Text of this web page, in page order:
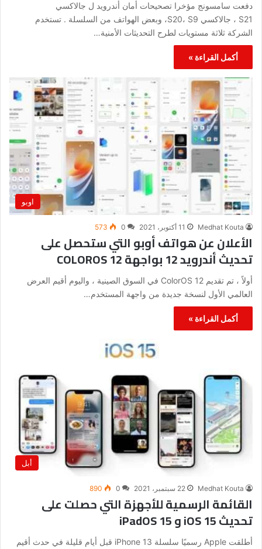
دفعت سامسونج مؤخرا تصحيحات أمان أندرويد ل جالاكسي
S21 ، جالاكسي S20، S9، وبعض الهواتف من السلسلة . تستخدم
الشركة ثلاثة مستويات لطرح التحديثات الأمنية…
أكمل القراءة »
اوبو
Medhat Kouta 11 أكتوبر، 2021 0
573
الأعلان عن هواتف أوبو التي ستحصل على
تحديث أندرويد 12 بواجهة COLOROS 12
أولاً ، تم تقديم ColorOS 12 في السوق الصينية ، واليوم أقيم العرض
العالمي الأول لنسخة جديدة من واجهة المستخدم…
أكمل القراءة »
أبل
Medhat Kouta 22 سبتمبر، 2021 0
890
القائمة الرسمية للأجهزة التي حصلت على
تحديث iOS 15 و iPadOS 15
أطلقت Apple رسميًا سلسلة iPhone 13 قبل أيام قليلة في حدث أقيم